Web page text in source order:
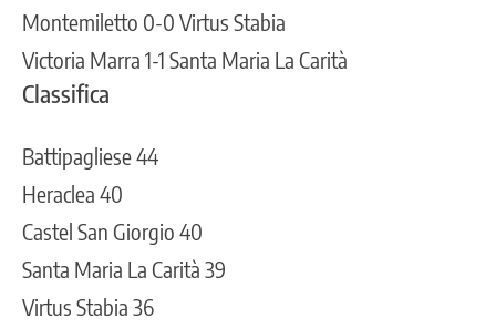
Montemiletto 0-0 Virtus Stabia
Victoria Marra 1-1 Santa Maria La Carità
Classifica
Battipagliese 44
Heraclea 40
Castel San Giorgio 40
Santa Maria La Carità 39
Virtus Stabia 36